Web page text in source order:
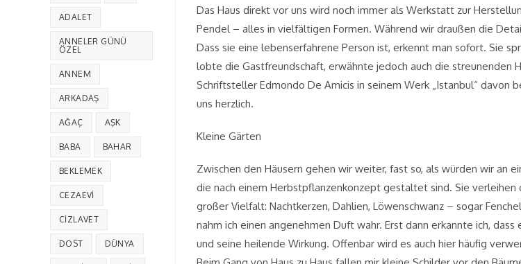
Das Haus direkt vor uns wird noch immer als Werkstatt zur
Pendel – alles in vielfältigen Formen. Während wir draußen die
Dass sie eine lebenserfahrene Person ist, erkennt man sofort. Sie
lobte die Gastfreundschaft, erwähnte jedoch auch die streunenden
Schriftsteller Edmondo De Amicis in seinem Werk „Istanbul“
uns herzlich.
Kleine Gärten
Zwischen den Häusern gehen wir weiter, fast so, als würden wir an
die nach einem Herbstpflanzenkonzept gestaltet sind. Sie
großer Vielfalt: Nachtkerzen, Dahlien, Löwenschwanz – sogar
nahm ich einen angenehmen Duft wahr. Erst dann erkannte ich,
und seine heilende Wirkung. Offenbar wird es auch hier häufig
ADALET
ANNELER GÜNÜ
ÖZEL
ANNEM
ARKADAŞ
AĞAÇ AŞK
BABA BAHAR
BEKLEMEK
CEZAEVI
CIZLAVET
DOST DÜNYA